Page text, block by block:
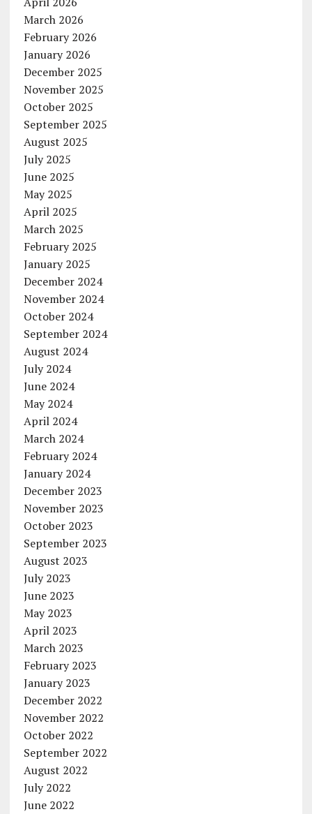
March 2026
February 2026
January 2026
December 2025
November 2025
October 2025
September 2025
August 2025
July 2025
June 2025
May 2025
April 2025
March 2025
February 2025
January 2025
December 2024
November 2024
October 2024
September 2024
August 2024
July 2024
June 2024
May 2024
April 2024
March 2024
February 2024
January 2024
December 2023
November 2023
October 2023
September 2023
August 2023
July 2023
June 2023
May 2023
April 2023
March 2023
February 2023
January 2023
December 2022
November 2022
October 2022
September 2022
August 2022
July 2022
June 2022